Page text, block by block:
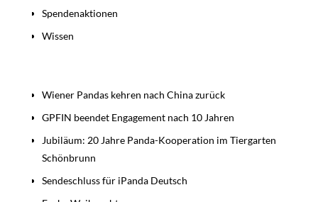
Spendenaktionen
Wissen
Wiener Pandas kehren nach China zurück
GPFIN beendet Engagement nach 10 Jahren
Jubiläum: 20 Jahre Panda-Kooperation im Tiergarten
Schönbrunn
Sendeschluss für iPanda Deutsch